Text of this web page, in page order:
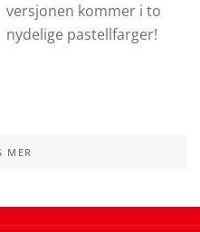
versjonen kommer i to
nydelige pastellfarger!
MER